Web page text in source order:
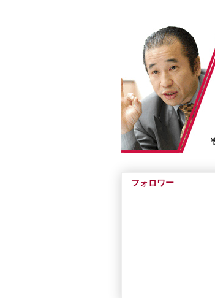
フォロワー